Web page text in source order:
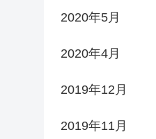
2020年5月
2020年4月
2019年12月
2019年11月